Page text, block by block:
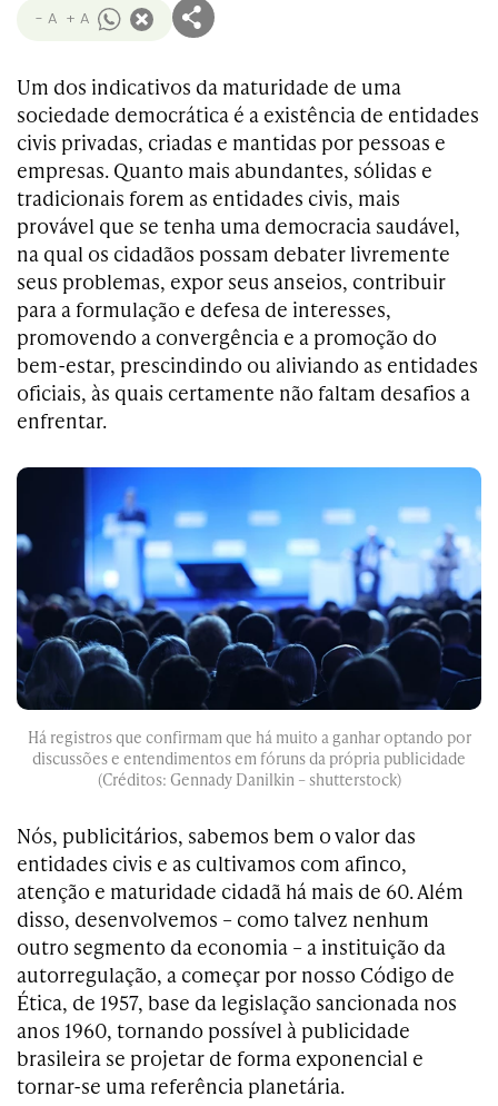
- A + A
Um dos indicativos da maturidade de uma
sociedade democrática é a existência de entidades
civis privadas, criadas e mantidas por pessoas e
empresas. Quanto mais abundantes, sólidas e
tradicionais forem as entidades civis, mais
provável que se tenha uma democracia saudável,
na qual os cidadãos possam debater livremente
seus problemas, expor seus anseios, contribuir
para a formulação e defesa de interesses,
promovendo a convergência e a promoção do
bem-estar, prescindindo ou aliviando as entidades
oficiais, às quais certamente não faltam desafios a
enfrentar.
Há registros que confirmam que há muito a ganhar optando por
discussões e entendimentos em fóruns da própria publicidade
(Créditos: Gennady Danilkin – shutterstock)
Nós, publicitários, sabemos bem o valor das
entidades civis e as cultivamos com afinco,
atenção e maturidade cidadã há mais de 60. Além
disso, desenvolvemos – como talvez nenhum
outro segmento da economia – a instituição da
autorregulação, a começar por nosso Código de
Ética, de 1957, base da legislação sancionada nos
anos 1960, tornando possível à publicidade
brasileira se projetar de forma exponencial e
tornar-se uma referência planetária.